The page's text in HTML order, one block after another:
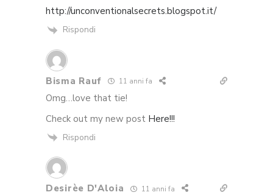
http://unconventionalsecrets.blogspot.it/
Rispondi
Bisma Rauf 11 anni fa
Omg…love that tie!
Check out my new post Here!!!
Rispondi
Desirèe D'Aloia 11 anni fa